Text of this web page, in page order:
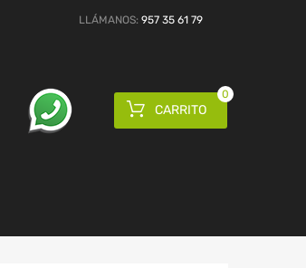
LLÁMANOS: 957 35 61 79
CARRITO
0